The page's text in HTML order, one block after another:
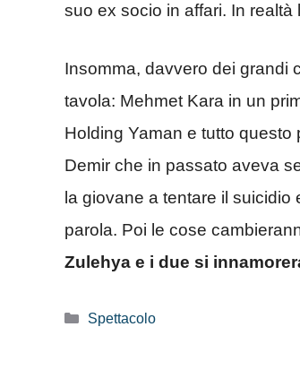
suo ex socio in affari. In
Insomma, davvero dei grandi
tavola: Mehmet Kara in un
Holding Yaman e tutto
Demir che in passato aveva
la giovane a tentare il suicidio
parola. Poi le cose
Zulehya e i due si
Categorie
Spettacolo